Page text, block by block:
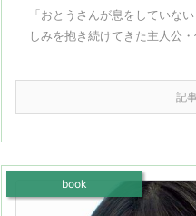
「おとうさんが息をしていな
しみを抱き続けてきた主人公
記
book